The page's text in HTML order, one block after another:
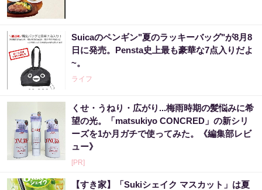
Suicaのペンギン"夏のラッキーバッグ"が8月8
日に発売。Pensta史上最も豪華な7点入りだよ
~。
ライフ
くせ・うねり・広がり...梅雨時期の髪悩みに希
望の光。「matsukiyo CONCRED」の新シリ
ーズを1か月ガチで使ってみた。《編集部レビ
ュー》
[PR]
【すき家】「Sukiシェイク マスカット」は夏